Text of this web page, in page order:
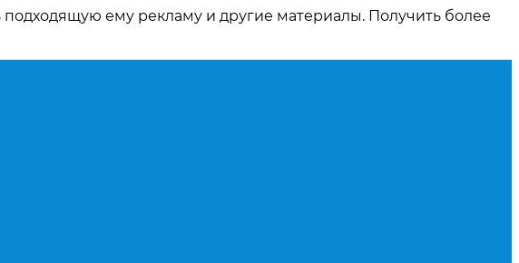
ему рекламу и другие материалы. Получить более